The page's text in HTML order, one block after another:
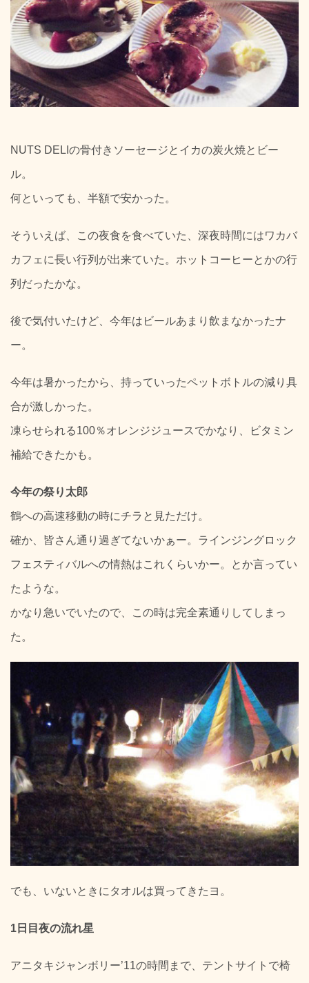
NUTS DELIの骨付きソーセージとイカの炭火焼とビー
ル。
何といっても、半額で安かった。
そういえば、この夜食を食べていた、深夜時間にはワカバ
カフェに長い行列が出来ていた。ホットコーヒーとかの行
列だったかな。
後で気付いたけど、今年はビールあまり飲まなかったナ
ー。
今年は暑かったから、持っていったペットボトルの減り具
合が激しかった。
凍らせられる100％オレンジジュースでかなり、ビタミン
補給できたかも。
今年の祭り太郎
鶴への高速移動の時にチラと見ただけ。
確か、皆さん通り過ぎてないかぁー。ラインジングロック
フェスティバルへの情熱はこれくらいかー。とか言ってい
たような。
かなり急いでいたので、この時は完全素通りしてしまっ
た。
でも、いないときにタオルは買ってきたヨ。
1日目夜の流れ星
アニタキジャンボリー’11の時間まで、テントサイトで椅